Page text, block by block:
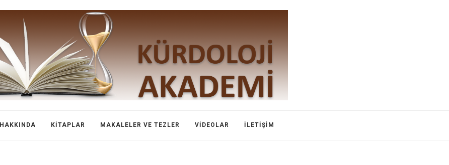
HAKKINDA KITAPLAR MAKALELER VE TEZLER VIDEOLAR İLETIŞIM